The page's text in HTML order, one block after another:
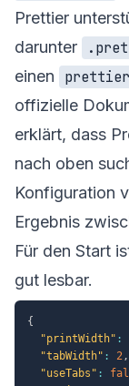
Prettier
darunter
einen
prettier
offizielle
erklärt, dass
nach oben
Konfiguration
Ergebnis
Für den Start
gut lesbar.
{
"printWidth" :
"tabWidth" : 2,
"useTabs" :